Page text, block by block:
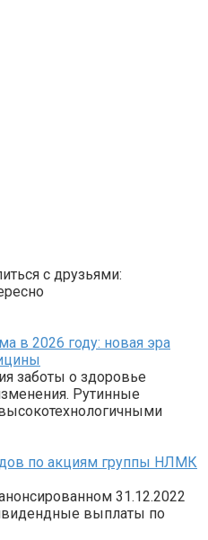
с друзьями:
в 2026 году: новая эра
заботы о здоровье
Рутинные
по акциям группы НЛМК
31.12.2022
выплаты по